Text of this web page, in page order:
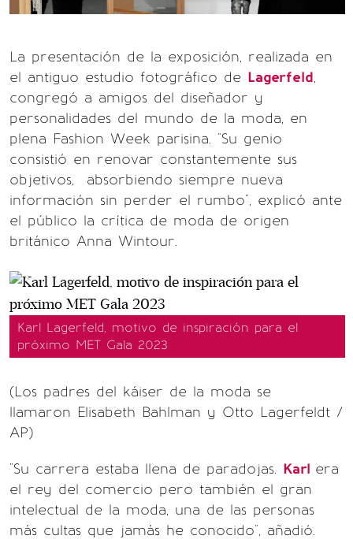
La presentación de la exposición, realizada en
el antiguo estudio fotográfico de Lagerfeld,
congregó a amigos del diseñador y
personalidades del mundo de la moda, en
plena Fashion Week parisina. "Su genio
consistió en renovar constantemente sus
objetivos, absorbiendo siempre nueva
información sin perder el rumbo", explicó ante
el público la crítica de moda de origen
británico Anna Wintour.
Karl Lagerfeld, motivo de inspiración para el
próximo MET Gala 2023
(Los padres del káiser de la moda se
llamaron Elisabeth Bahlman y Otto Lagerfeldt /
AP)
"Su carrera estaba llena de paradojas. Karl era
el rey del comercio pero también el gran
intelectual de la moda, una de las personas
más cultas que jamás he conocido", añadió.